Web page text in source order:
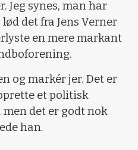
Jeg synes, man har
det fra Jens Verner
en mere markant
og markér jer. Det er
et politisk
det er godt nok
han.